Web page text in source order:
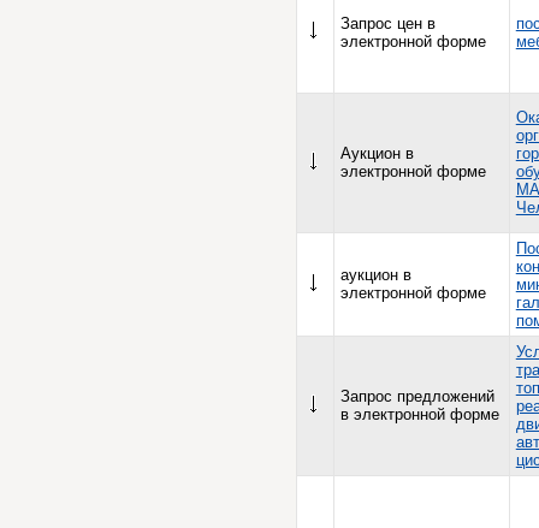
Запрос цен в
электронной форме
Аукцион в
электронной форме
аукцион в
электронной форме
Запрос предложений
в электронной форме